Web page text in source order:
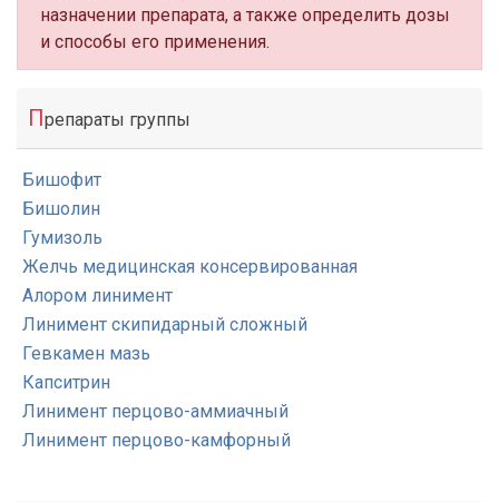
назначении препарата, а также определить дозы
и способы его применения.
Препараты группы
Бишофит
Бишолин
Гумизоль
Желчь медицинская консервированная
Алором линимент
Линимент скипидарный сложный
Гевкамен мазь
Капситрин
Линимент перцово-аммиачный
Линимент перцово-камфорный